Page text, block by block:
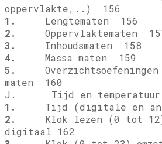
oppervlakte,..) 156
1.
Lengtematen 156
2.
Oppervlaktematen
3.
Inhoudsmaten 158
4.
Massa maten 159
5.
Overzichtsoefeningen
maten 160
J. Tijd en temperatuur
1.
Tijd (digitale en
2.
Klok lezen (0 tot 12)
digitaal 162